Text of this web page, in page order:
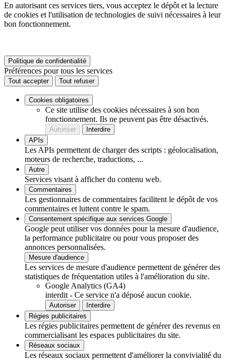
En autorisant ces services tiers, vous acceptez le dépôt et la lecture
de cookies et l'utilisation de technologies de suivi nécessaires à leur
bon fonctionnement.
Politique de confidentialité
Préférences pour tous les services
Tout accepter Tout refuser
Cookies obligatoires
Ce site utilise des cookies nécessaires à son bon
fonctionnement. Ils ne peuvent pas être désactivés.
Autoriser
Interdire
APIs
Les APIs permettent de charger des scripts : géolocalisation,
moteurs de recherche, traductions, ...
Autre
Services visant à afficher du contenu web.
Commentaires
Les gestionnaires de commentaires facilitent le dépôt de vos
commentaires et luttent contre le spam.
Consentement spécifique aux services Google
Google peut utiliser vos données pour la mesure d'audience,
la performance publicitaire ou pour vous proposer des
annonces personnalisées.
Mesure d'audience
Les services de mesure d'audience permettent de générer des
statistiques de fréquentation utiles à l'amélioration du site.
Google Analytics (GA4)
interdit - Ce service n'a déposé aucun cookie.
Autoriser
Interdire
Régies publicitaires
Les régies publicitaires permettent de générer des revenus en
commercialisant les espaces publicitaires du site.
Réseaux sociaux
Les réseaux sociaux permettent d'améliorer la convivialité du